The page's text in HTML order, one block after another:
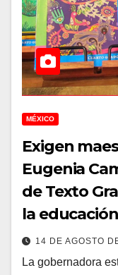
MÉXICO
Exigen
Eugenia
de Texto
la educación
14 DE AGOSTO
La gobernadora